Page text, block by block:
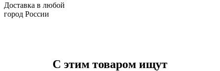
Доставка в любой
город России
С этим товаром ищут